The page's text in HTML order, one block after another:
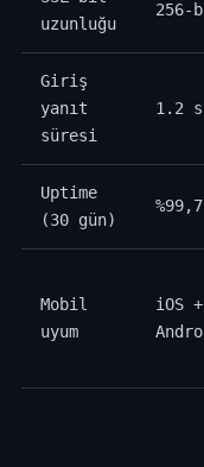
uzunluğu
256-
Giriş
yanıt
süresi
1.2
Uptime
(30 gün)
%99,7
Mobil
uyum
iOS +